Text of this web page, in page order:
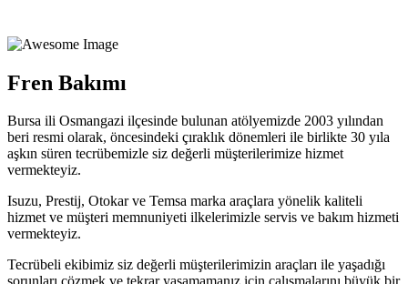
Fren Bakımı
Bursa ili Osmangazi ilçesinde bulunan atölyemizde 2003 yılından
beri resmi olarak, öncesindeki çıraklık dönemleri ile birlikte 30 yıla
aşkın süren tecrübemizle siz değerli müşterilerimize hizmet
vermekteyiz.
Isuzu, Prestij, Otokar ve Temsa marka araçlara yönelik kaliteli
hizmet ve müşteri memnuniyeti ilkelerimizle servis ve bakım hizmeti
vermekteyiz.
Tecrübeli ekibimiz siz değerli müşterilerimizin araçları ile yaşadığı